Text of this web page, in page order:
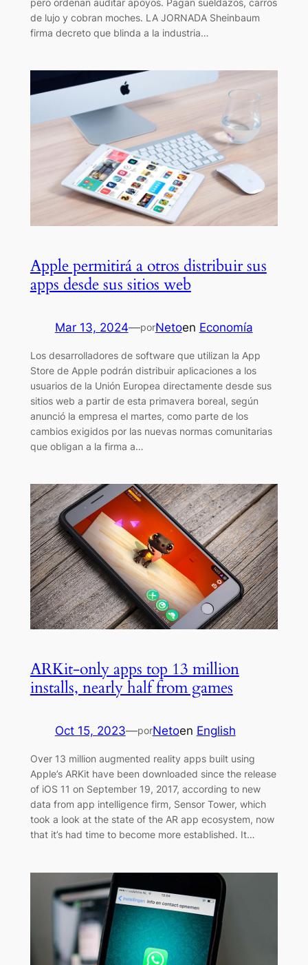
de lujo y cobran moches. LA JORNADA Sheinbaum
firma decreto que blinda a la industria…
Apple permitirá a otros distribuir sus
apps desde sus sitios web
Mar 13, 2024—porNetoen Economía
Los desarrolladores de software que utilizan la App
Store de Apple podrán distribuir aplicaciones a los
usuarios de la Unión Europea directamente desde sus
sitios web a partir de esta primavera boreal, según
anunció la empresa el martes, como parte de los
cambios exigidos por las nuevas normas comunitarias
que obligan a la firma a…
ARKit-only apps top 13 million
installs, nearly half from games
Oct 15, 2023—porNetoen English
Over 13 million augmented reality apps built using
Apple’s ARKit have been downloaded since the release
of iOS 11 on September 19, 2017, according to new
data from app intelligence firm, Sensor Tower, which
took a look at the state of the AR app ecosystem, now
that it’s had time to become more established. It…